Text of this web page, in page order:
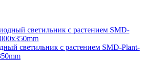
светильник с растением SMD-Plant-